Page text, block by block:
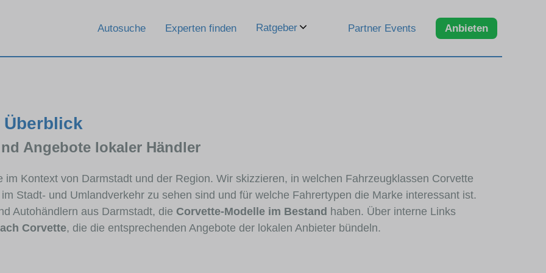
Autosuche Experten finden Ratgeber Partner Events Anbieten
Überblick
Angebote lokaler Händler
Kontext von Darmstadt und der Region. Wir skizzieren, in welchen Fahrzeugklassen Corvette
Stadt- und Umlandverkehr zu sehen sind und für welche Fahrertypen die Marke interessant ist.
Autohändlern aus Darmstadt, die Corvette-Modelle im Bestand haben. Über interne Links
Corvette, die die entsprechenden Angebote der lokalen Anbieter bündeln.